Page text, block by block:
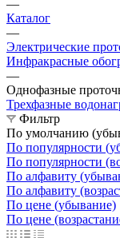
—
Каталог
—
Электрические
Инфракрасные
—
Однофазные
Трехфазные
Фильтр
По умолчанию
По популярности
По популярности
По алфавиту
По алфавиту
По цене (убывание)
По цене